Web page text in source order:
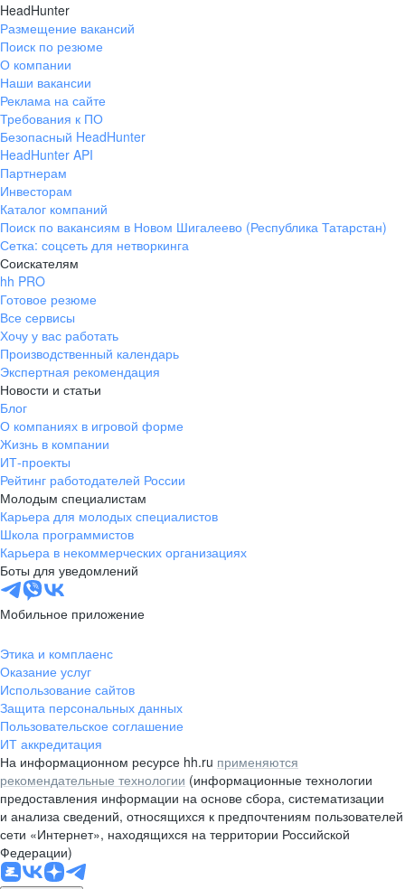
HeadHunter
Размещение вакансий
Поиск по резюме
О компании
Наши вакансии
Реклама на сайте
Требования к ПО
Безопасный HeadHunter
HeadHunter API
Партнерам
Инвесторам
Каталог компаний
Поиск по вакансиям в Новом Шигалеево (Республика Татарстан)
Сетка: соцсеть для нетворкинга
Соискателям
hh PRO
Готовое резюме
Все сервисы
Хочу у вас работать
Производственный календарь
Экспертная рекомендация
Новости и статьи
Блог
О компаниях в игровой форме
Жизнь в компании
ИТ-проекты
Рейтинг работодателей России
Молодым специалистам
Карьера для молодых специалистов
Школа программистов
Карьера в некоммерческих организациях
Боты для уведомлений
Мобильное приложение
Этика и комплаенс
Оказание услуг
Использование сайтов
Защита персональных данных
Пользовательское соглашение
ИТ аккредитация
На информационном ресурсе hh.ru применяются
рекомендательные технологии (информационные технологии
предоставления информации на основе сбора, систематизации
и анализа сведений, относящихся к предпочтениям пользователей
сети «Интернет», находящихся на территории Российской
Федерации)